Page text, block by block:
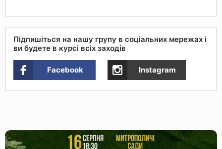
Підпишіться на нашу групу в соціальних мережах і
ви будете в курсі всіх заходів
Facebook Instagram